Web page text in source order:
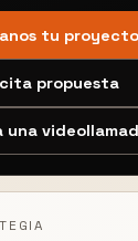
tu proyecto
propuesta
una